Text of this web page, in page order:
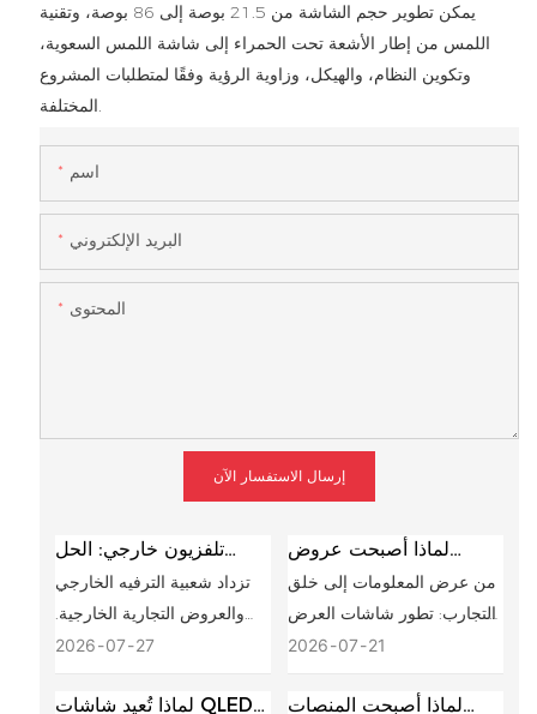
يمكن تطوير حجم الشاشة من 21.5 بوصة إلى 86 بوصة، وتقنية
اللمس من إطار الأشعة تحت الحمراء إلى شاشة اللمس السعوية،
وتكوين النظام، والهيكل، وزاوية الرؤية وفقًا لمتطلبات المشروع
المختلفة.
اسم
البريد الإلكتروني
المحتوى
إرسال الاستفسار الآن
تلفزيون خارجي: الحل
الأمثل لعرض المحتوى في
المساحات الخارجية
تزداد شعبية الترفيه الخارجي
والعروض التجارية الخارجية.
فمن الفيلات الفاخرة والمطاعم
ومناطق الإعلانات الخارجية،
2026 07 27
لماذا أصبحت عروض
الإطارات الفنية المكانية
هي الاتجاه التالي في متاجر
التجزئة الفاخرة ومساحات
من عرض المعلومات إلى خلق
التجارب: تطور شاشات العرض
التجارية لسنوات عديدة، خدمت
بشكل أساسي: توصيل
2026 07 21
لماذا تُعيد شاشات QLED
لماذا أصبحت المنصات